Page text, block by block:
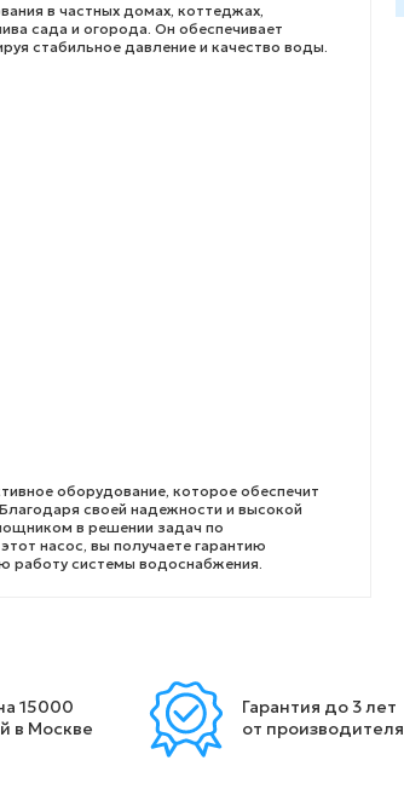
в частных домах, коттеджах,
сада и огорода. Он обеспечивает
стабильное давление и качество воды.
оборудование, которое обеспечит
своей надежности и высокой
в решении задач по
насос, вы получаете гарантию
работу системы водоснабжения.
15000
в Москве
Гарантия до 3 лет
от производителя